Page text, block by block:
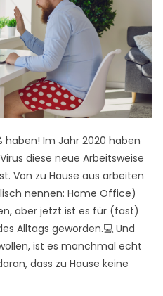
Im Jahr 2020 haben
diese neue Arbeitsweise
Von zu Hause aus arbeiten
nennen: Home Office)
aber jetzt ist es für (fast)
Alltags geworden.💻 Und
ist es manchmal echt
dass zu Hause keine